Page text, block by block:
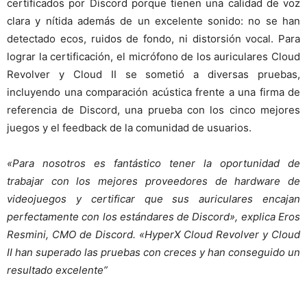
certificados por Discord porque tienen una calidad de voz
clara y nítida además de un excelente sonido: no se han
detectado ecos, ruidos de fondo, ni distorsión vocal. Para
lograr la certificación, el micrófono de los auriculares Cloud
Revolver y Cloud II se sometió a diversas pruebas,
incluyendo una comparación acústica frente a una firma de
referencia de Discord, una prueba con los cinco mejores
juegos y el feedback de la comunidad de usuarios.
«Para nosotros es fantástico tener la oportunidad de
trabajar con los mejores proveedores de hardware de
videojuegos y certificar que sus auriculares encajan
perfectamente con los estándares de Discord», explica Eros
Resmini, CMO de Discord. «HyperX Cloud Revolver y Cloud
II han superado las pruebas con creces y han conseguido un
resultado excelente”